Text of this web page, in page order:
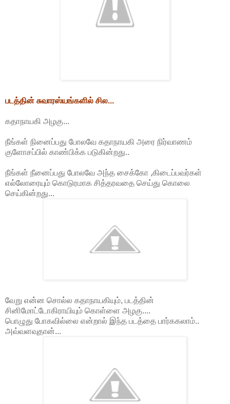
படத்தின் சுவாரஸ்யங்களில் சில...
கதாநாயகி அழகு...
நீங்கள் நினைப்பது போலவே கதாநாயகி அரை நிர்வாணம்
குளோசப்பில் காண்பிக்க படுகின்றது..
நீங்கள் நீனைப்பது போலவே அந்த சைக்கோ ,கிடைப்பவர்கள்
எல்லோரையும் கொடுரமாக சித்தரவதை செய்து கொலை
செய்கின்றது...
வேறு என்ன சொல்ல கதாநாயகியும், படத்தின்
சினிமோட்டோகிராயியும் கொள்ளை அழகு....
பொழுது போகவில்லை என்றால் இந்த படத்தை பார்ககலாம்..
அவ்வளவுதான்...